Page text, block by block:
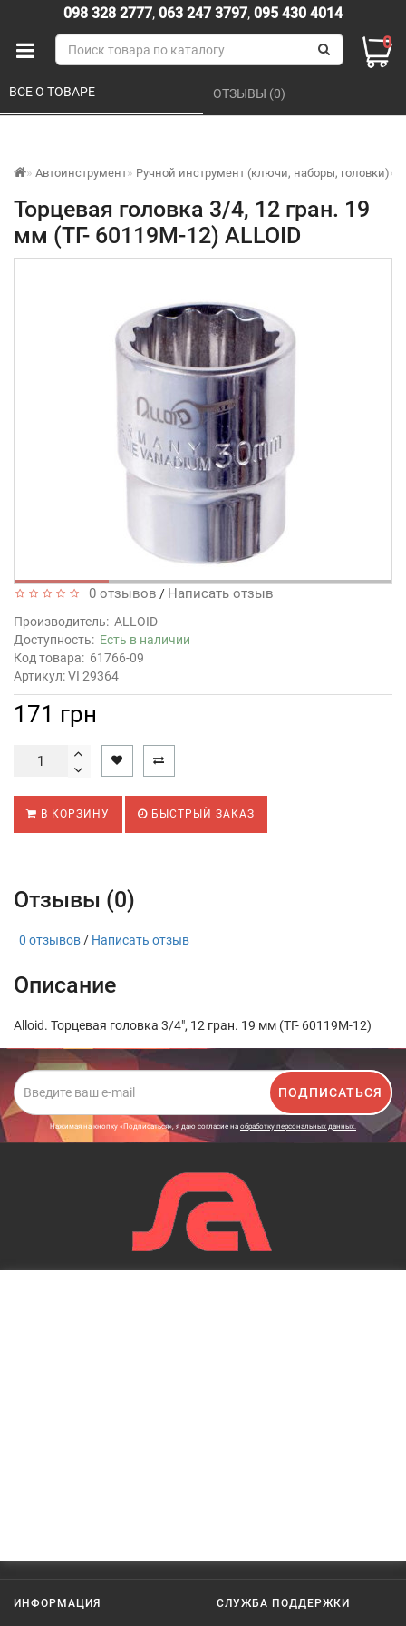
098 328 2777, 063 247 3797, 095 430 4014
0
Автоинструмент Ручной инструмент (ключи, наборы, головки)
Торцевая головка 3/4, 12 гран. 19
мм (ТГ- 60119M-12) ALLOID
ВСЕ О ТОВАРЕ ОТЗЫВЫ (0)
0 отзывов / Написать отзыв
Производитель: ALLOID
Доступность: Есть в наличии
Код товара: 61766-09
Артикул: VI 29364
171 грн
В КОРЗИНУ БЫСТРЫЙ ЗАКАЗ
Отзывы (0)
0 отзывов / Написать отзыв
Описание
Alloid. Торцевая головка 3/4", 12 гран. 19 мм (ТГ- 60119M-12)
ПОДПИСАТЬСЯ
Нажимая на кнопку «Подписаться», я даю cогласие на обработку персональных данных.
ИНФОРМАЦИЯ СЛУЖБА ПОДДЕРЖКИ